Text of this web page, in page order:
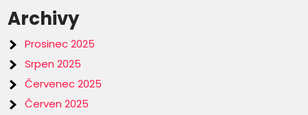
Archivy
Prosinec 2025
Srpen 2025
Červenec 2025
Červen 2025